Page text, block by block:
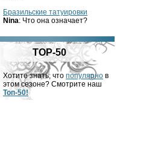
Бразильские татуировки
Nina: Что она означает?
TOP-50
Хотите знать, что популярно в
этом сезоне? Смотрите наш
Топ-50!